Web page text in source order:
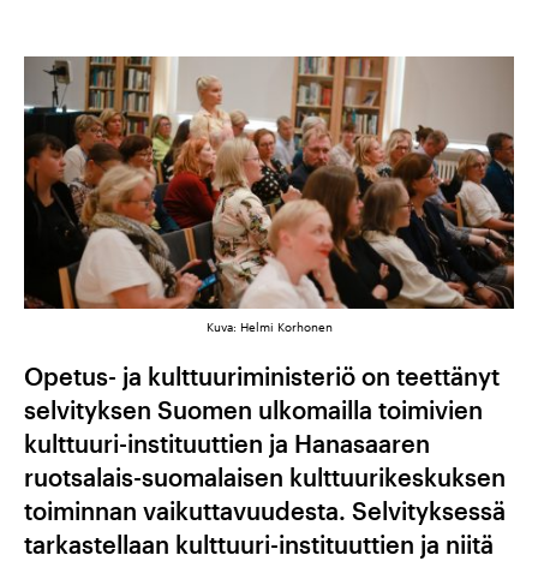
Kuva: Helmi Korhonen
Opetus- ja kulttuuriministeriö on teettänyt
selvityksen Suomen ulkomailla toimivien
kulttuuri-instituuttien ja Hanasaaren
ruotsalais-suomalaisen kulttuurikeskuksen
toiminnan vaikuttavuudesta. Selvityksessä
tarkastellaan kulttuuri-instituuttien ja niitä